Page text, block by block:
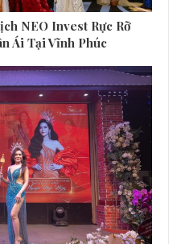
NEO Invest Rực Rỡ
Ái Tại Vĩnh Phúc